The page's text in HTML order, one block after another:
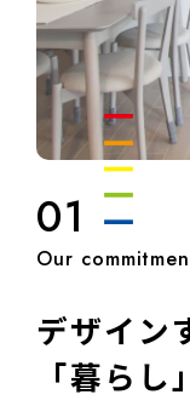
01
デザイン
「暮ら